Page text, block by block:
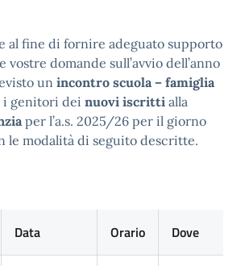
al fine di fornire adeguato supporto
vostre domande sull’avvio dell’anno
un incontro scuola – famiglia
i genitori dei nuovi iscritti alla
per l’a.s. 2025/26 per il giorno
le modalità di seguito descritte.
Data Orario Dove